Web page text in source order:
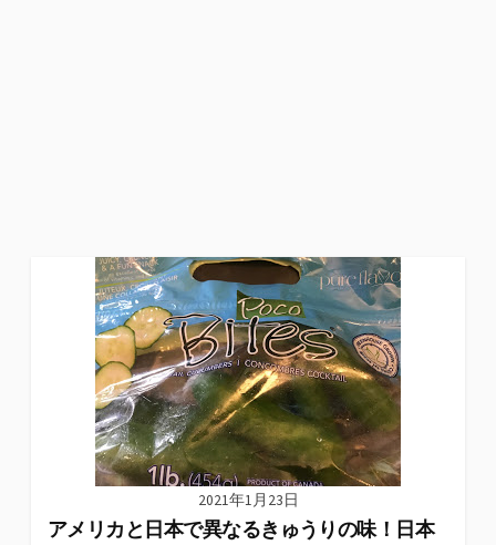
2021年1月23日
アメリカと日本で異なるきゅうりの味！日本